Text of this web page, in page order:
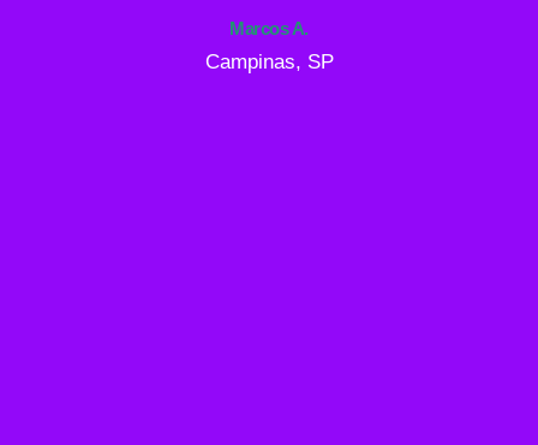
Marcos A.
Campinas, SP